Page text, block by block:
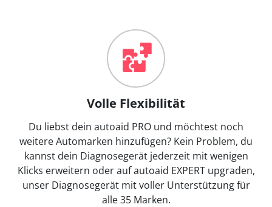
Volle Flexibilität
Du liebst dein autoaid PRO und möchtest noch
weitere Automarken hinzufügen? Kein Problem, du
kannst dein Diagnosegerät jederzeit mit wenigen
Klicks erweitern oder auf autoaid EXPERT upgraden,
unser Diagnosegerät mit voller Unterstützung für
alle 35 Marken.